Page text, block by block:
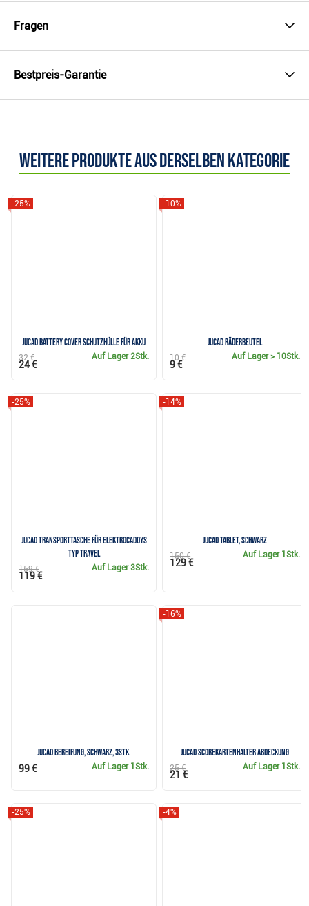
Fragen
Bestpreis-Garantie
Weitere Produkte aus derselben Kategorie
JuCad Battery Cover Schutzhülle für Akku
-25%
Auf Lager2Stk.
32 €
24 €
JuCad Räderbeutel
-10%
Auf Lager> 10Stk.
10 €
9 €
Jucad Transporttasche für Elektrocaddys
Typ Travel
-25%
Auf Lager3Stk.
159 €
119 €
JuCad Tablet, schwarz
-14%
Auf Lager 1Stk.
150 €
129 €
JuCad Bereifung, schwarz, 3Stk.
Auf Lager 1Stk.
99 €
Jucad Scorekartenhalter Abdeckung
-16%
Auf Lager 1Stk.
25 €
21 €
-25% -4%